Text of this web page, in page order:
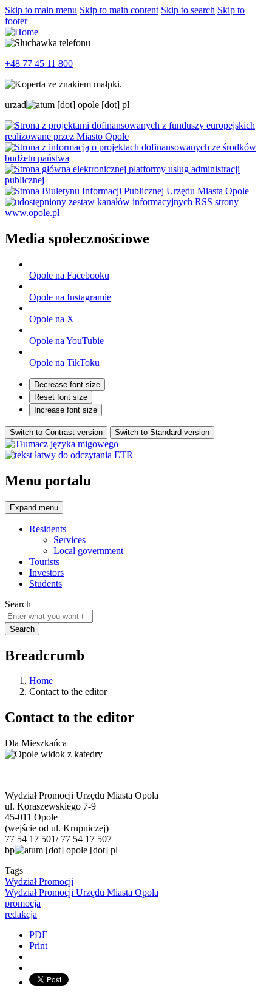
Skip to main menu Skip to main content Skip to search Skip to
footer
+48 77 45 11 800
urzad um [dot] opole [dot] pl
Media społecznościowe
Opole na Facebooku
Opole na Instagramie
Opole na X
Opole na YouTubie
Opole na TikToku
Decrease font size
Reset font size
Increase font size
Switch to Contrast version Switch to Standard version
Menu portalu
Expand menu
Residents
Services
Local government
Tourists
Investors
Students
Search
Breadcrumb
Home
Contact to the editor
Contact to the editor
Dla Mieszkańca
Wydział Promocji Urzędu Miasta Opola
ul. Koraszewskiego 7-9
45-011 Opole
(wejście od ul. Krupniczej)
77 54 17 501/ 77 54 17 507
bp
um [dot] opole [dot] pl
Tags
Wydział Promocji
Wydział Promocji Urzędu Miasta Opola
promocja
redakcja
PDF
Print